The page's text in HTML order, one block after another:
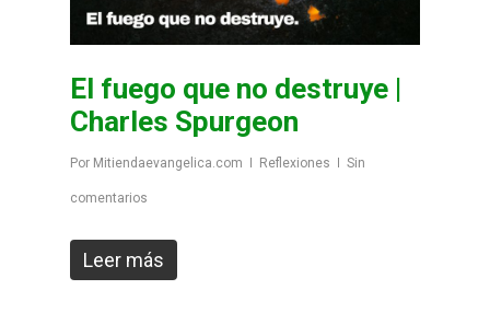
El fuego que no destruye |
Charles Spurgeon
Por Mitiendaevangelica.com Reflexiones Sin
comentarios
Leer más